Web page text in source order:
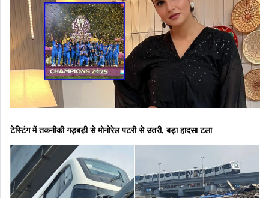
टेस्टिंग में तकनीकी गड़बड़ी से मोनोरेल पटरी से उतरी, बड़ा हादसा टला